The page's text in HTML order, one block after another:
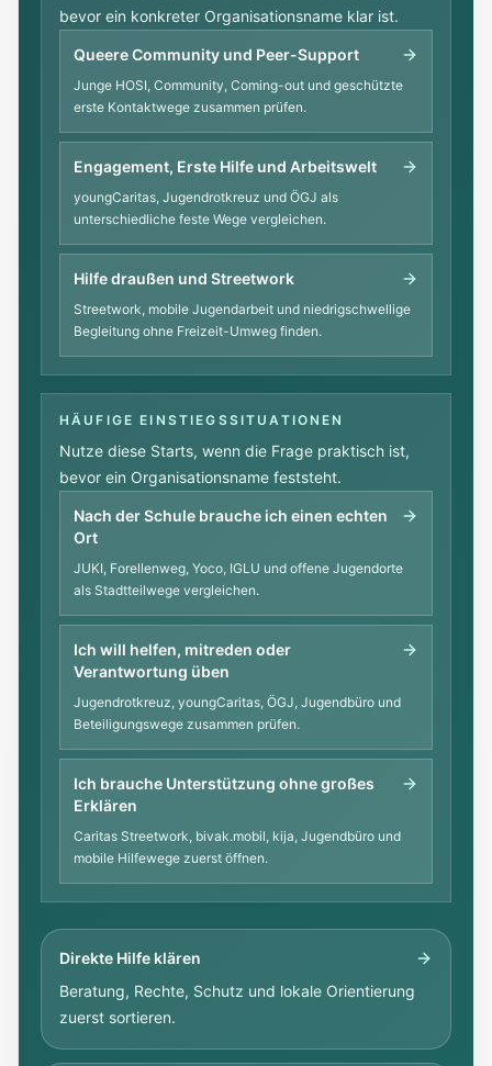
bevor ein konkreter Organisationsname klar ist.
Queere Community und Peer-Support
Junge HOSI, Community, Coming-out und geschützte
erste Kontaktwege zusammen prüfen.
Engagement, Erste Hilfe und Arbeitswelt
youngCaritas, Jugendrotkreuz und ÖGJ als
unterschiedliche feste Wege vergleichen.
Hilfe draußen und Streetwork
Streetwork, mobile Jugendarbeit und niedrigschwellige
Begleitung ohne Freizeit-Umweg finden.
HÄUFIGE EINSTIEGSSITUATIONEN
Nutze diese Starts, wenn die Frage praktisch ist,
bevor ein Organisationsname feststeht.
Nach der Schule brauche ich einen echten
Ort
JUKI, Forellenweg, Yoco, IGLU und offene Jugendorte
als Stadtteilwege vergleichen.
Ich will helfen, mitreden oder
Verantwortung üben
Jugendrotkreuz, youngCaritas, ÖGJ, Jugendbüro und
Beteiligungswege zusammen prüfen.
Ich brauche Unterstützung ohne großes
Erklären
Caritas Streetwork, bivak.mobil, kija, Jugendbüro und
mobile Hilfewege zuerst öffnen.
Direkte Hilfe klären
Beratung, Rechte, Schutz und lokale Orientierung
zuerst sortieren.